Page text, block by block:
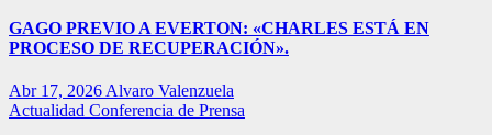
GAGO PREVIO A EVERTON: «CHARLES ESTÁ EN
PROCESO DE RECUPERACIÓN».
Abr 17, 2026 Alvaro Valenzuela
Actualidad Conferencia de Prensa